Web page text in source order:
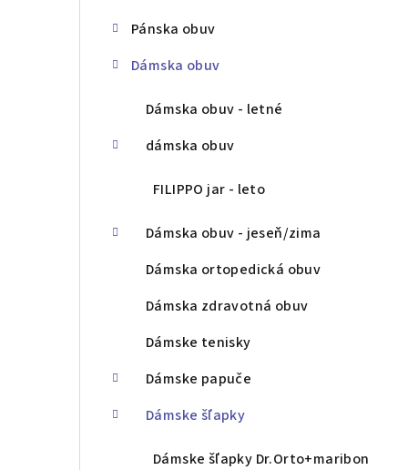
Pánska obuv
Dámska obuv
Dámska obuv - letné
dámska obuv
FILIPPO jar - leto
Dámska obuv - jeseň/zima
Dámska ortopedická obuv
Dámska zdravotná obuv
Dámske tenisky
Dámske papuče
Dámske šľapky
Dámske šľapky Dr.Orto+maribon